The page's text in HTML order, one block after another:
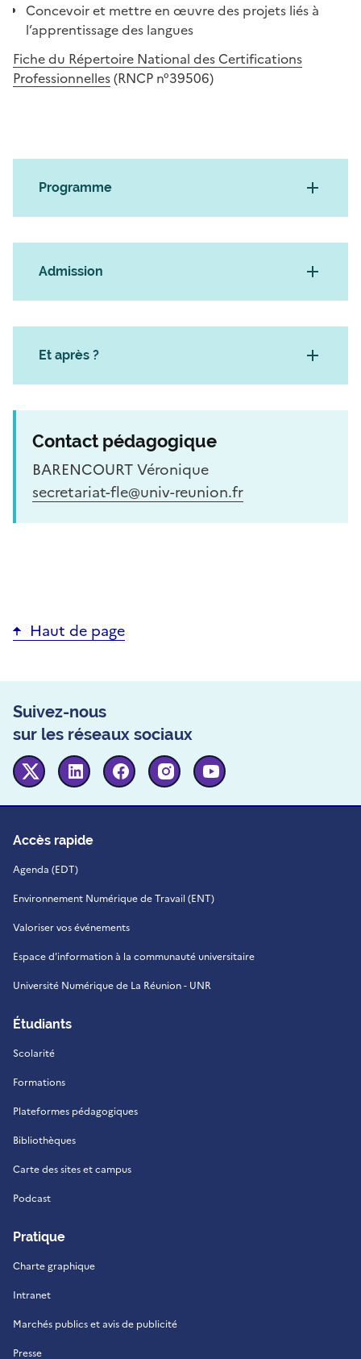
Concevoir et mettre en œuvre des projets liés à
l’apprentissage des langues
Fiche du Répertoire National des Certifications
Professionnelles(RNCP n°39506)
Programme
Admission
Et après ?
Contact pédagogique
BARENCOURT Véronique
secretariat-fle@univ-reunion.fr
Haut de page
Suivez-nous
sur les réseaux sociaux
Twitter Linkedin FacebookInstagram
Accès rapide
Agenda (EDT)
Environnement Numérique de Travail (ENT)
Valoriser vos événements
Espace d'information à la communauté universitaire
Université Numérique de La Réunion - UNR
Étudiants
Scolarité
Formations
Plateformes pédagogiques
Bibliothèques
Carte des sites et campus
Podcast
Pratique
Charte graphique
Intranet
Marchés publics et avis de publicité
Presse